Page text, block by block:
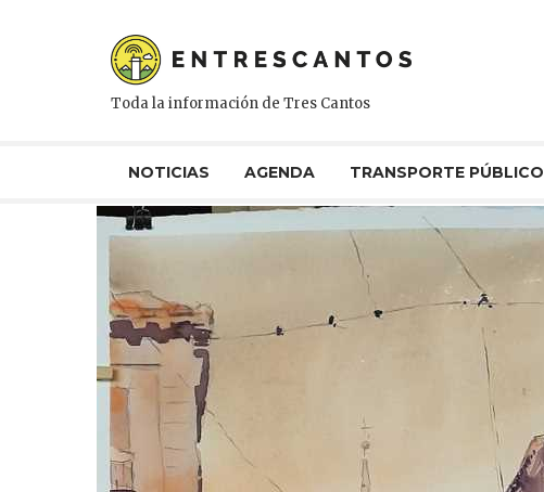
Toda la información de Tres Cantos
NOTICIAS AGENDA TRANSPORTE PÚBLICO